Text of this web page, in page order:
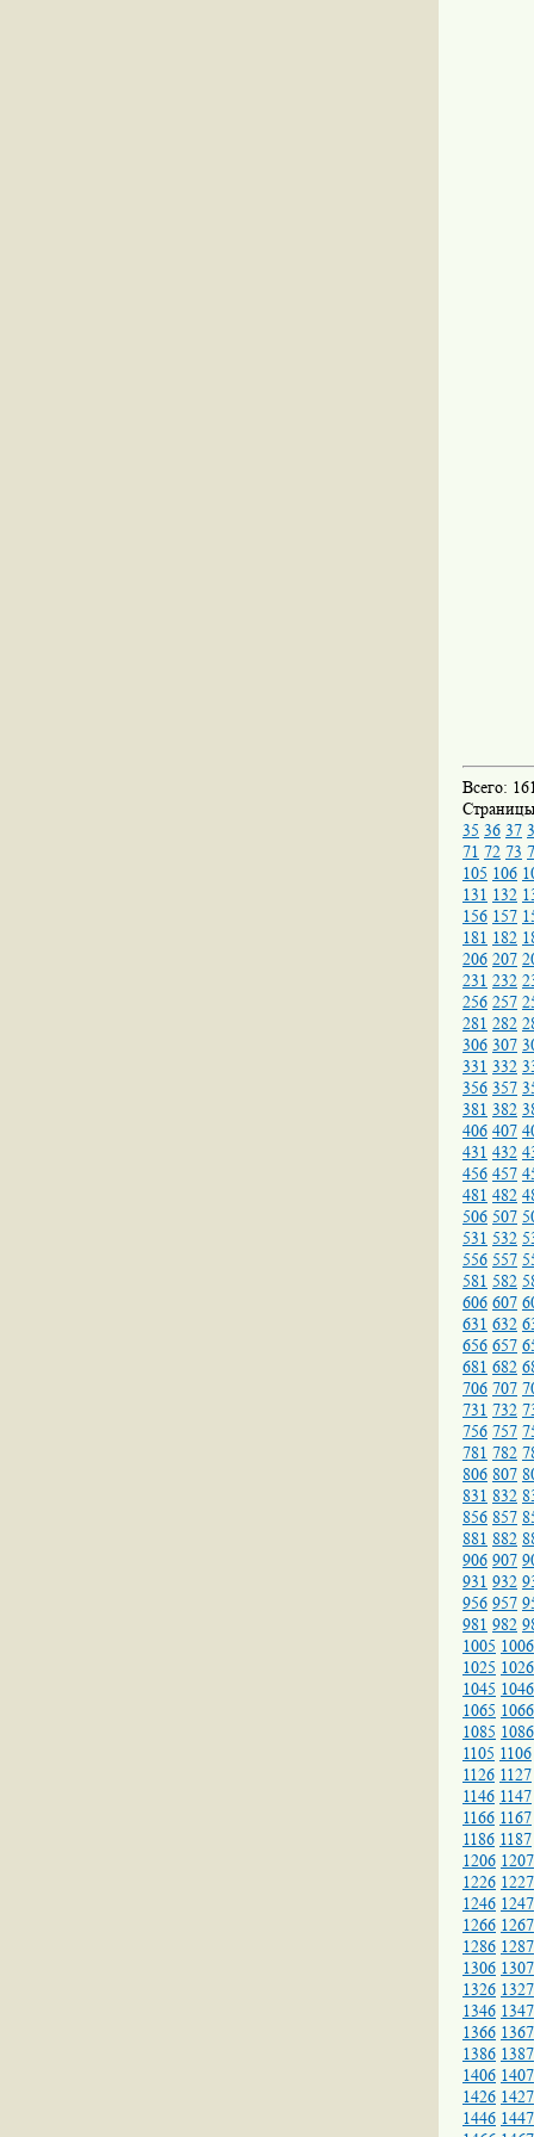
Всего:
35 36 37
71 72 73
105 106
131 132
156 157
181 182
206 207
231 232
256 257
281 282
306 307
331 332
356 357
381 382
406 407
431 432
456 457
481 482
506 507
531 532
556 557
581 582
606 607
631 632
656 657
681 682
706 707
731 732
756 757
781 782
806 807
831 832
856 857
881 882
906 907
931 932
956 957
981 982
1005 1006
1025 1026
1045 1046
1065 1066
1085 1086
1105 1106
1126 1127
1146 1147
1166 1167
1186 1187
1206 1207
1226 1227
1246 1247
1266 1267
1286 1287
1306 1307
1326 1327
1346 1347
1366 1367
1386 1387
1406 1407
1426 1427
1446 1447